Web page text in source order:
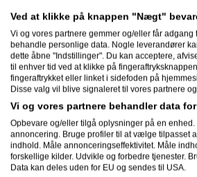
Se
Ved at klikke på knappen "Nægt"
Vi og vores partnere gemmer og/eller får
behandle personlige data. Nogle leverandører
dette åbne "Indstillinger". Du kan acceptere,
til enhver tid ved at klikke på
fingeraftrykket eller linket i sidefoden på
Disse valg vil blive signaleret til vores partnere
Vi og vores partnere behandler data
Opbevare og/eller tilgå oplysninger på en
annoncering. Bruge profiler til at vælge tilpasset
indhold. Måle annonceringseffektivitet. Måle
forskellige kilder. Udvikle og forbedre tjenester.
Data kan deles uden for EU og sendes til USA.